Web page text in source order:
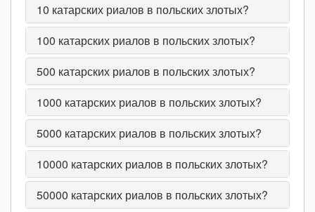
10 катарских риалов в польских злотых?
100 катарских риалов в польских злотых?
500 катарских риалов в польских злотых?
1000 катарских риалов в польских злотых?
5000 катарских риалов в польских злотых?
10000 катарских риалов в польских злотых?
50000 катарских риалов в польских злотых?